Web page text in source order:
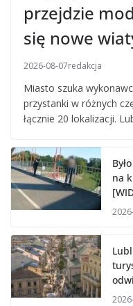
przejdzie
się nowe
2026-08-07redakcja
Miasto szuka
przystanki w różnych
łącznie 20 lokalizacji.
na